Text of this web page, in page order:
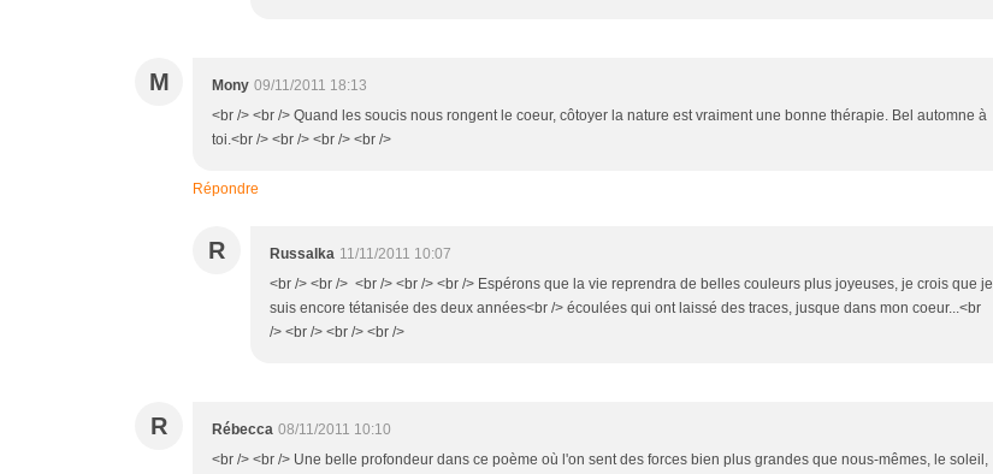
M Mony 09/11/2011 18:13
<br /> <br /> Quand les soucis nous rongent le coeur, côtoyer la nature est vraiment une bonne thérapie. Bel automne à
toi.<br /> <br /> <br /> <br />
Répondre
R Russalka 11/11/2011 10:07
<br /> <br /> <br /> <br /> <br /> Espérons que la vie reprendra de belles couleurs plus joyeuses, je crois que je
suis encore tétanisée des deux années<br /> écoulées qui ont laissé des traces, jusque dans mon coeur...<br
/> <br /> <br /> <br />
R Rébecca 08/11/2011 10:10
<br /> <br /> Une belle profondeur dans ce poème où l'on sent des forces bien plus grandes que nous-mêmes, le soleil,